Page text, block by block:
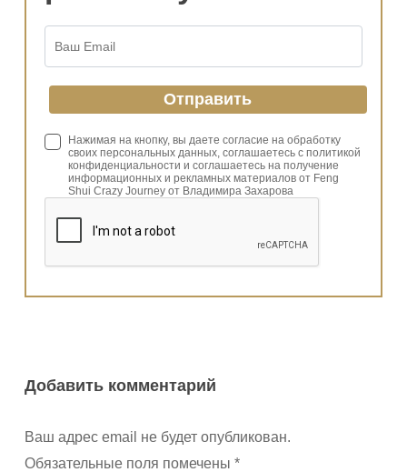
Нажимая на кнопку, вы даете согласие на обработку
своих персональных данных, соглашаетесь с политикой
конфиденциальности и соглашаетесь на получение
информационных и рекламных материалов от Feng
Shui Crazy Journey от Владимира Захарова
Добавить комментарий
Ваш адрес email не будет опубликован.
Обязательные поля помечены *